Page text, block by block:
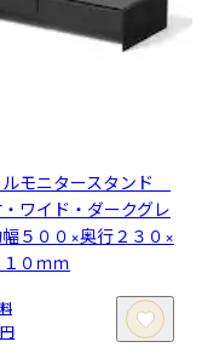
ルモニタースタンド
ワイド・ダークグレ
５００×奥行２３０×
０ｍｍ
円